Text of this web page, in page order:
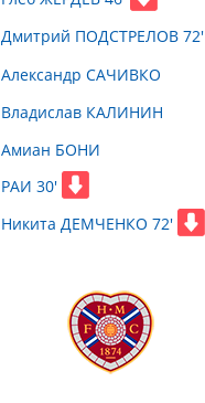
Дмитрий ПОДСТРЕЛОВ 72'
Александр САЧИВКО
Владислав КАЛИНИН
Амиан БОНИ
РАИ 30'
Никита ДЕМЧЕНКО 72'